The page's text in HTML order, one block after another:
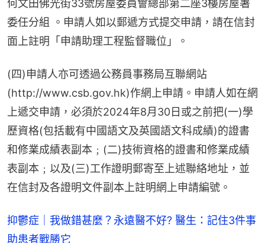
何文田佛光街33號房屋委員會總部第二座3樓房屋署
委任分組 。申請人如以郵遞方式提交申請，請在信封
面上註明「申請助理工程監督職位」。
(四)申請人亦可透過公務員事務局互聯網站
(http://www.csb.gov.hk)作網上申請。申請人如在網
上遞交申請，必須於2024年8月30日或之前把(一)學
歷資格(包括載有中國語文及英國語文科成績)的證書
和修業成績表副本﹔(二)技術資格的證書和修業成績
表副本﹔以及(三)工作證明郵寄至上述聯絡地址，並
在信封及各證明文件副本上註明網上申請編號。
抑鬱症｜我做錯甚麼？永遠醫不好? 醫生：記住3件事
助患者戰勝它